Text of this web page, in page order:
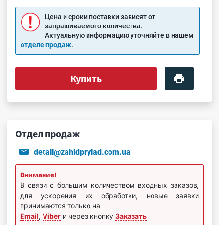
Цена и сроки поставки зависят от
запрашиваемого количества.
Актуальную информацию уточняйте в нашем
отделе продаж.
Купить
Отдел продаж
detali@zahidprylad.com.ua
Внимание!
В связи с большим количеством входных заказов,
для ускорения их обработки, новые заявки
принимаются только на
Email, Viber и через кнопку Заказать